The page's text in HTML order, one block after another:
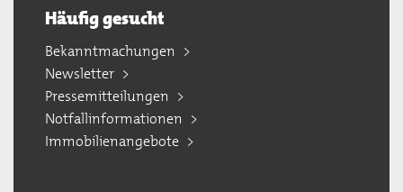
Häufig gesucht
Bekanntmachungen
Newsletter
Pressemitteilungen
Notfallinformationen
Immobilienangebote